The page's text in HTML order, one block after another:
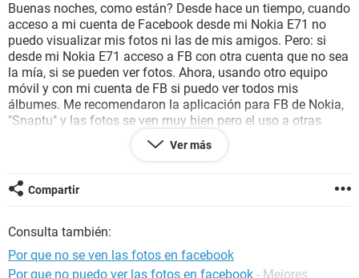
Buenas noches, como están? Desde hace un tiempo, cuando
acceso a mi cuenta de Facebook desde mi Nokia E71 no
puedo visualizar mis fotos ni las de mis amigos. Pero: si
desde mi Nokia E71 acceso a FB con otra cuenta que no sea
la mía, si se pueden ver fotos. Ahora, usando otro equipo
móvil y con mi cuenta de FB si puedo ver todos mis
álbumes. Me recomendaron la aplicación para FB de Nokia,
"Snaptu" y las fotos se ven muy bien pero el uso a otras
aplicaciones de FB es limitado al igual que usar el
Mini. Ya hablé con mi operador Movilnet, con Nokia,
el software del teléfono al firmware 300.21.012 (yo tengo
110.07.127) porque el Ovi Nokia Suite (recomendado por el
pendientes y aún así no solucioné el problema. Dicho
problema sucede utilizando el marcador para E71-2 que
proporciona FB o desde el navegador web. Agradezco de
Ver más
Compartir
Consulta también:
Por que no se ven las fotos en facebook
Por que no puedo ver las fotos en facebook - Mejores